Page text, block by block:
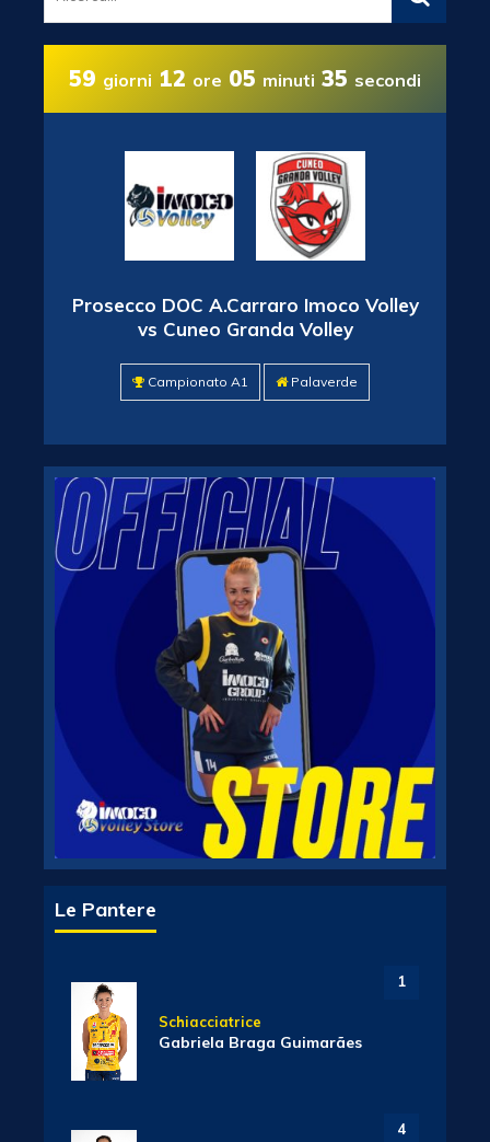
59 giorni 12 ore 05 minuti 34 secondi
Prosecco DOC A.Carraro Imoco Volley
vs Cuneo Granda Volley
Campionato A1 Palaverde
Le Pantere
1
Schiacciatrice
Gabriela Braga Guimarães
4